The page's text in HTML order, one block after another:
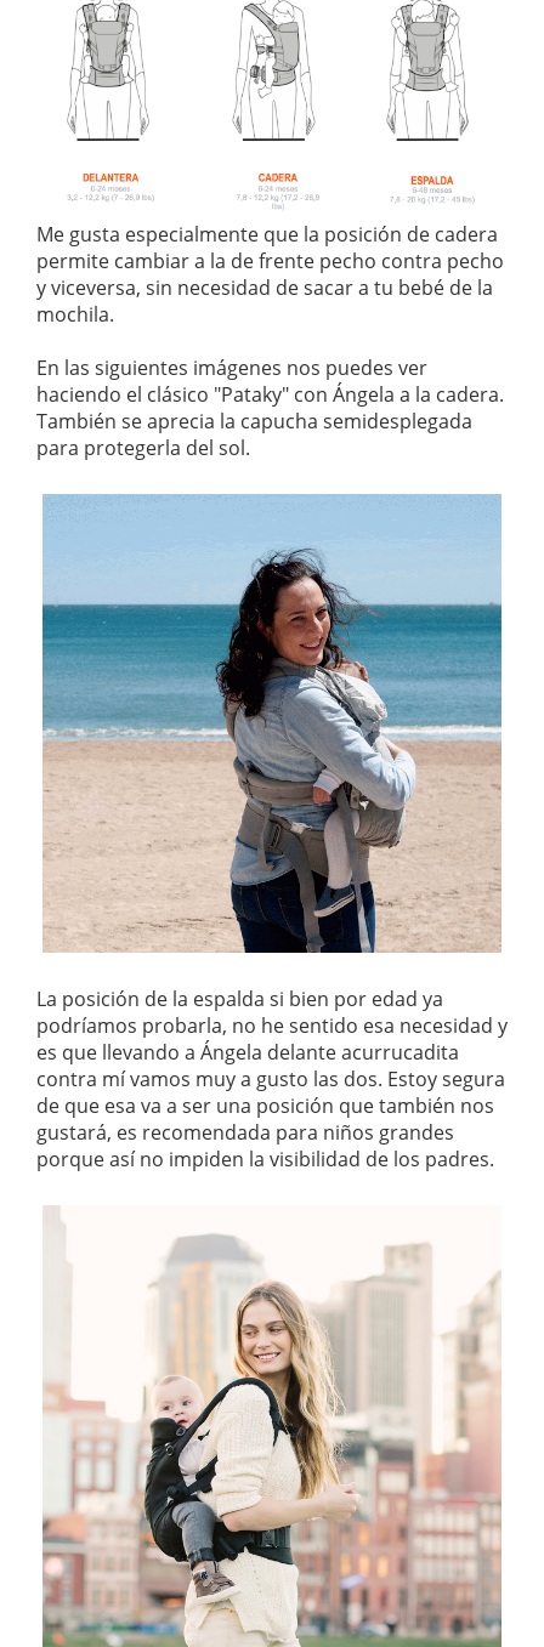
Me gusta especialmente que la posición de cadera
permite cambiar a la de frente pecho contra pecho
y viceversa, sin necesidad de sacar a tu bebé de la
mochila.
En las siguientes imágenes nos puedes ver
haciendo el clásico "Pataky" con Ángela a la cadera.
También se aprecia la capucha semidesplegada
para protegerla del sol.
La posición de la espalda si bien por edad ya
podríamos probarla, no he sentido esa necesidad y
es que llevando a Ángela delante acurrucadita
contra mí vamos muy a gusto las dos. Estoy segura
de que esa va a ser una posición que también nos
gustará, es recomendada para niños grandes
porque así no impiden la visibilidad de los padres.